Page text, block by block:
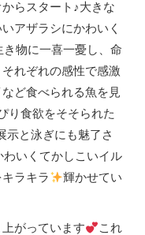
らスタート♪大きな
アザラシにかわいく
物に一喜一憂し、命
れぞれの感性で感激
ど食べられる魚を見
り食欲をそそられた
と泳ぎにも魅了さ
わいくてかしこいイル
ラキラ
輝かせてい
がっています
これ